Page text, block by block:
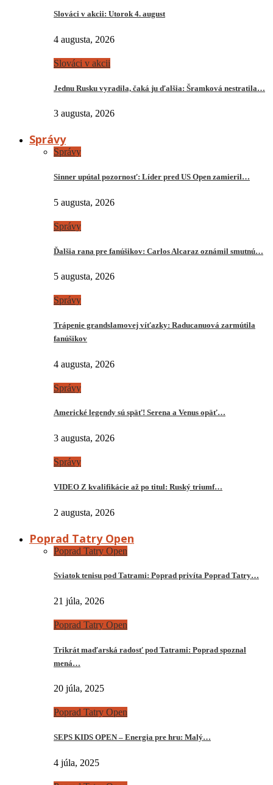
Slováci v akcii: Utorok 4. august
4 augusta, 2026
Slováci v akcii
Jednu Rusku vyradila, čaká ju ďalšia: Šramková nestratila…
3 augusta, 2026
Správy
Správy
Sinner upútal pozornosť: Líder pred US Open zamieril…
5 augusta, 2026
Správy
Ďalšia rana pre fanúšikov: Carlos Alcaraz oznámil smutnú…
5 augusta, 2026
Správy
Trápenie grandslamovej víťazky: Raducanuová zarmútila
fanúšikov
4 augusta, 2026
Správy
Americké legendy sú späť! Serena a Venus opäť…
3 augusta, 2026
Správy
VIDEO Z kvalifikácie až po titul: Ruský triumf…
2 augusta, 2026
Poprad Tatry Open
Poprad Tatry Open
Sviatok tenisu pod Tatrami: Poprad privíta Poprad Tatry…
21 júla, 2026
Poprad Tatry Open
Trikrát maďarská radosť pod Tatrami: Poprad spoznal
mená…
20 júla, 2025
Poprad Tatry Open
SEPS KIDS OPEN – Energia pre hru: Malý…
4 júla, 2025